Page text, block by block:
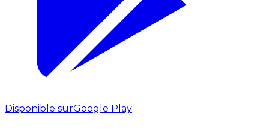
Disponible surGoogle Play